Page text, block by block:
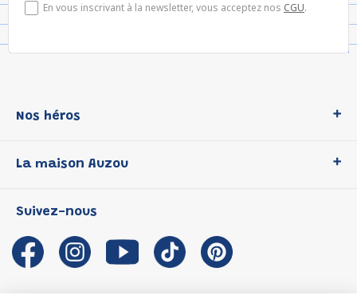
En vous inscrivant à la newsletter, vous acceptez nos CGU.
Nos héros
P'tit Loup
Les Influenceuses
Migali
Petite Taupe
La maison Auzou
Notre histoire
Auzou s'engage
Auteurs et illustrateurs Auzou
Suivez-nous